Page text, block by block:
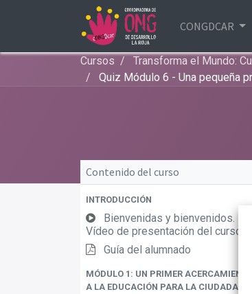
CONGDCAR
Cursos
Transforma el Mundo:
Quiz Módulo 6 - Una pequeña
Contenido del curso
INTRODUCCIÓN
Bienvenidas y bienvenidos.
Vídeo de presentación del curso
Guía del alumnado
MÓDULO 1: UN PRIMER ACERCAMIENTO
A LA EDUCACIÓN PARA LA CIUDADANÍA